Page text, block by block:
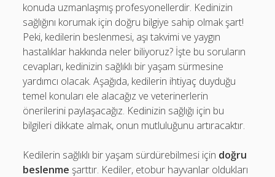
konuda uzmanlaşmış profesyonellerdir. Kedinizin
sağlığını korumak için doğru bilgiye sahip olmak şart!
Peki, kedilerin beslenmesi, aşı takvimi ve yaygın
hastalıklar hakkında neler biliyoruz? İşte bu soruların
cevapları, kedinizin sağlıklı bir yaşam sürmesine
yardımcı olacak. Aşağıda, kedilerin ihtiyaç duyduğu
temel konuları ele alacağız ve veterinerlerin
önerilerini paylaşacağız. Kedinizin sağlığı için bu
bilgileri dikkate almak, onun mutluluğunu artıracaktır.
Kedilerin sağlıklı bir yaşam sürdürebilmesi için doğru
beslenme şarttır. Kediler, etobur hayvanlar oldukları